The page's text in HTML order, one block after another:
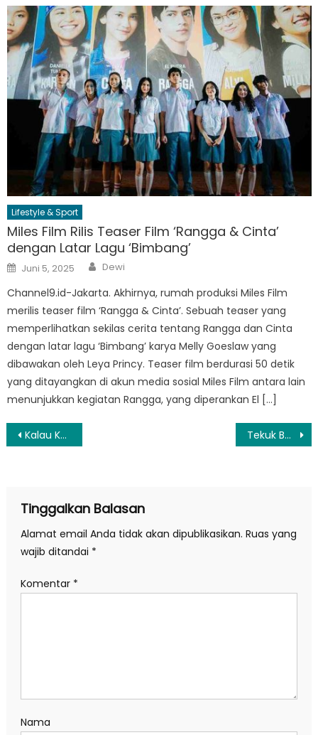
Lifestyle & Sport
Miles Film Rilis Teaser Film ‘Rangga & Cinta’
dengan Latar Lagu ‘Bimbang’
Posted
on
Juni 5, 2025 Author
Dewi
Channel9.id-Jakarta. Akhirnya, rumah produksi Miles Film
merilis teaser film ‘Rangga & Cinta’. Sebuah teaser yang
memperlihatkan sekilas cerita tentang Rangga dan Cinta
dengan latar lagu ‘Bimbang’ karya Melly Goeslaw yang
dibawakan oleh Leya Princy. Teaser film berdurasi 50 detik
yang ditayangkan di akun media sosial Miles Film antara lain
menunjukkan kegiatan Rangga, yang diperankan El […]
Navigasi
Kalau Kamu Suka Jajan, Waspadai Risiko Berikut Ini Tekuk Borneo FC 0-1, Persib Bandung Raih Posisi Puncak Liga 1
Tinggalkan Balasan
Alamat email Anda tidak akan dipublikasikan. Ruas yang
wajib ditandai *
Komentar *
Nama